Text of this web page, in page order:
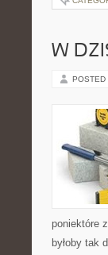
W
POSTED
poniektóre
byłoby tak